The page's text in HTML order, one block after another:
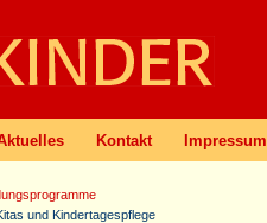
Kontakt Impressum
und Kindertagespflege